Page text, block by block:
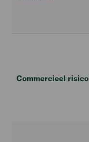
Commercieel risico